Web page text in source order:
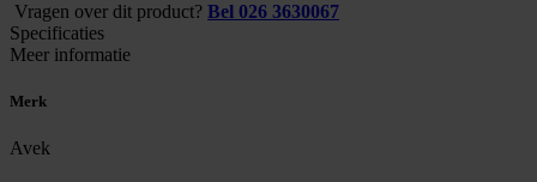
Vragen over dit product? Bel 026 3630067
Specificaties
Meer informatie
Merk
Avek